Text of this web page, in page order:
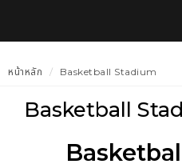
หน้าหลัก Basketball Stadium
Basketball